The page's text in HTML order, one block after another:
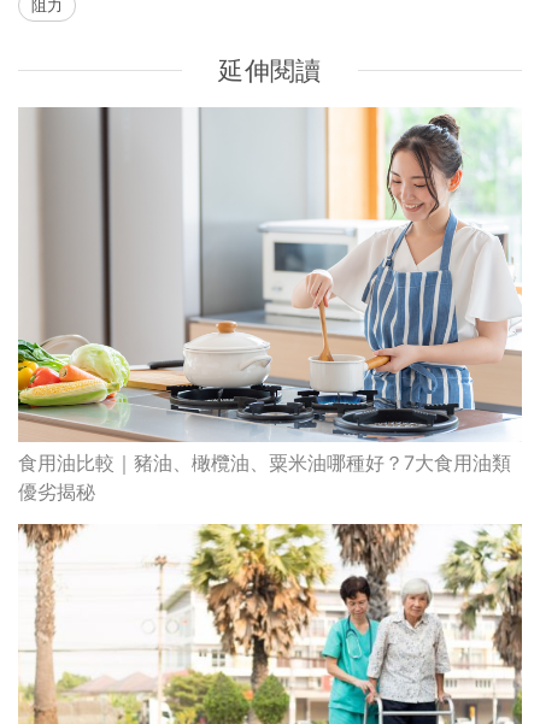
阻力
延伸閱讀
食用油比較｜豬油、橄欖油、粟米油哪種好？7大食用油類
優劣揭秘